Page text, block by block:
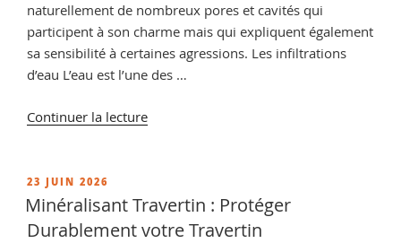
naturellement de nombreux pores et cavités qui
participent à son charme mais qui expliquent également
sa sensibilité à certaines agressions. Les infiltrations
d’eau L’eau est l’une des …
Continuer la lecturede
travertin
friable
PUBLIÉ
LE
23 JUIN 2026
Minéralisant Travertin : Protéger
Durablement votre Travertin